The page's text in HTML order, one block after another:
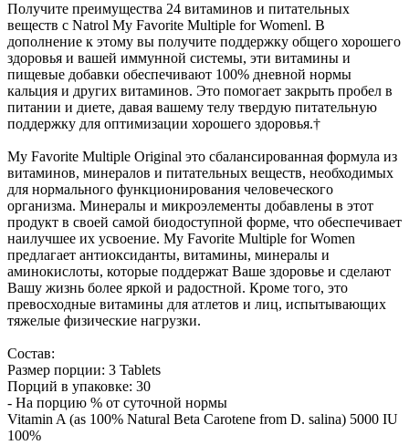
Получите преимущества 24 витаминов и питательных
веществ с Natrol My Favorite Multiple for Womenl. В
дополнение к этому вы получите поддержку общего хорошего
здоровья и вашей иммунной системы, эти витамины и
пищевые добавки обеспечивают 100% дневной нормы
кальция и других витаминов. Это помогает закрыть пробел в
питании и диете, давая вашему телу твердую питательную
поддержку для оптимизации хорошего здоровья.†
My Favorite Multiple Original это сбалансированная формула из
витаминов, минералов и питательных веществ, необходимых
для нормального функционирования человеческого
организма. Минералы и микроэлементы добавлены в этот
продукт в своей самой биодоступной форме, что обеспечивает
наилучшее их усвоение. My Favorite Multiple for Women
предлагает антиоксиданты, витамины, минералы и
аминокислоты, которые поддержат Ваше здоровье и сделают
Вашу жизнь более яркой и радостной. Кроме того, это
превосходные витамины для атлетов и лиц, испытывающих
тяжелые физические нагрузки.
Состав:
Размер порции: 3 Tablets
Порций в упаковке: 30
- На порцию % от суточной нормы
Vitamin A (as 100% Natural Beta Carotene from D. salina) 5000 IU
100%